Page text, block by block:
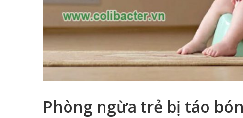
Phòng ngừa trẻ bị táo bón